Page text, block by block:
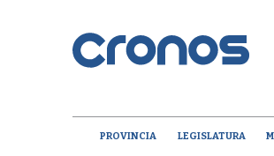
PROVINCIA LEGISLATURA